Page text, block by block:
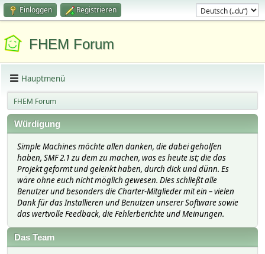
Einloggen Registrieren
FHEM Forum
Hauptmenü
FHEM Forum
Würdigung
Simple Machines möchte allen danken, die dabei geholfen
haben, SMF 2.1 zu dem zu machen, was es heute ist; die das
Projekt geformt und gelenkt haben, durch dick und dünn. Es
wäre ohne euch nicht möglich gewesen. Dies schließt alle
Benutzer und besonders die Charter-Mitglieder mit ein – vielen
Dank für das Installieren und Benutzen unserer Software sowie
das wertvolle Feedback, die Fehlerberichte und Meinungen.
Das Team